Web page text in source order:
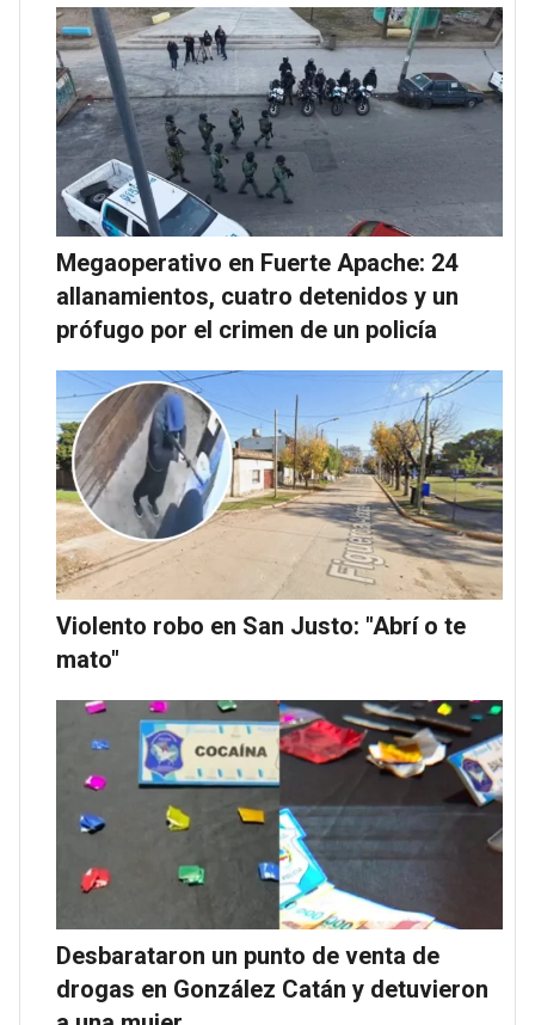
Megaoperativo en Fuerte Apache: 24
allanamientos, cuatro detenidos y un
prófugo por el crimen de un policía
Violento robo en San Justo: "Abrí o te
mato"
Desbarataron un punto de venta de
drogas en González Catán y detuvieron